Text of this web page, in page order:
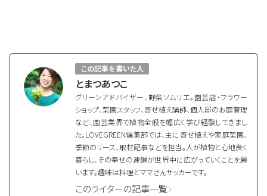
この記事を書いた人
とまつあつこ
グリーンアドバイザー、野菜ソムリエ。園芸店・フラワー
ショップ、菜園スタッフ、寄せ植え講師、個人邸のお庭管理
など、園芸業界で植物全般を幅広く学び経験してきまし
た。LOVEGREEN編集部では、主に寄せ植えや家庭菜園、
季節のリース、取材記事などを担当。人が植物と心地良く
暮らし、その幸せの連鎖が世界中に広がっていくことを願
います。趣味は料理とママさんサッカーです。
このライターの記事一覧